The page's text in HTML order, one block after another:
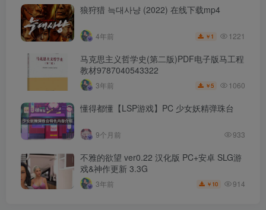
狼狩猎 늑대사냥 (2022) 在线下载mp4
4年前 ￥ 1 1221
马克思主义哲学史(第二版)PDF电子版马工程
教材9787040543322
3年前 ￥5 1060
懂得都懂【LSP游戏】PC 少女妖精弹珠台
9个月前 933
不雅的欲望 ver0.22 汉化版 PC+安卓 SLG游
戏&神作更新 3.3G
3年前 ￥ 10 914